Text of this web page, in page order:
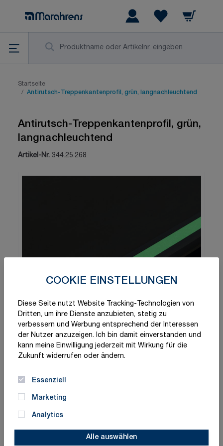
COOKIE EINSTELLUNGEN
Diese Seite nutzt Website Tracking-Technologien von
Dritten, um ihre Dienste anzubieten, stetig zu
verbessern und Werbung entsprechend der Interessen
der Nutzer anzuzeigen. Ich bin damit einverstanden und
kann meine Einwilligung jederzeit mit Wirkung für die
Zukunft widerrufen oder ändern.
Essenziell
Marketing
Analytics
Alle auswählen
Warenkorb
Startseite
/ Antirutsch-Treppenkantenprofil, grün, langnachleuchtend
Antirutsch-Treppenkantenprofil, grün,
langnachleuchtend
Artikel-Nr. 344.25.268